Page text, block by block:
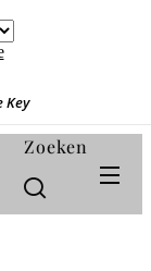
Key❤️
Zoeken